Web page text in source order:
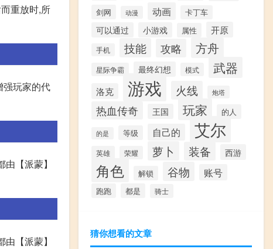
重放时,所
强玩家的代
【派蒙】
【派蒙】
剑网 动漫 动画 卡丁车
可以通过 小游戏 属性 开原
手机 技能 攻略 方舟
星际争霸 最终幻想 模式 武器
洛克 游戏 火线 炮塔
热血传奇 王国 玩家 的人
的是 等级 自己的 艾尔
英雄 荣耀 萝卜 装备 西游
角色 解锁 谷物 账号
跑跑 都是 骑士
猜你想看的文章